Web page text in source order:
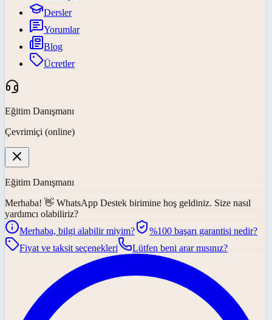
Dersler
Yorumlar
Blog
Ücretler
Eğitim Danışmanı
Çevrimiçi (online)
Eğitim Danışmanı
Merhaba! 👋 WhatsApp Destek birimine hoş geldiniz. Size nasıl
yardımcı olabiliriz?
Merhaba, bilgi alabilir miyim?
%100 başarı garantisi nedir?
Fiyat ve taksit seçenekleri
Lütfen beni arar mısınız?